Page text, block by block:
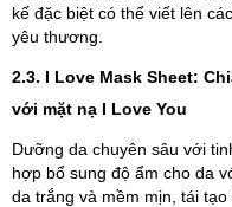
kế đặc biệt có thể viết lên
yêu thương.
2.3. I Love Mask Sheet:
với mặt nạ I Love You
Dưỡng da chuyên sâu với
hợp bổ sung độ ẩm cho da
da trắng và mềm mịn, tái